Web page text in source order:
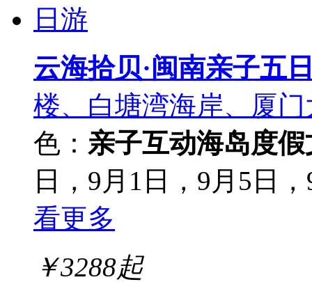
云海拾贝·闽南亲子五
楼、白塘湾海岸、厦
色： 亲子互动海岛度假
日，9月1日，9月5日
看更多
￥3288起